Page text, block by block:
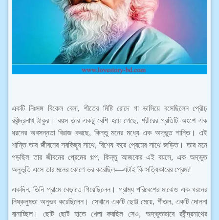
একটি নিঃসঙ্গ বিকেল বেলা, শীতের মিষ্টি রোদে গা ভাসিয়ে বসেছিলেন প্রৌঢ়
রবীন্দ্রনাথ ঠাকুর। বয়স তার একটু বেশি হয়ে গেছে, শরীরের প্রতিটি অংশে এক
ধরনের অবসন্নতা বিরাজ করছে, কিন্তু মনের মধ্যে এক অদ্ভুত শান্তি। এই
শান্তি তার জীবনের সবকিছুর সাথে, বিশেষ করে প্রেমের সাথে জড়িত। তার মনে
পড়ছিল তার জীবনের প্রেমের গল্প, কিন্তু আজকের এই বয়সে, এক অদ্ভুত
অনুভূতি এসে তার মনের কোণে ভর করেছিল—এটাই কি সত্যিকারের প্রেম?
একদিন, তিনি গ্রামে বেড়াতে গিয়েছিলেন। গ্রাম্য পরিবেশের মাঝেও এক ধরনের
নিষ্কলুষতা অনুভব করেছিলেন। সেখানে একটি ছোট্ট মেয়ে, শীতল, একটি দোলনা
বানাচ্ছিল। ছোট ছোট হাতে খেলা করছিল সেও, অদ্ভুতভাবে রবীন্দ্রনাথের